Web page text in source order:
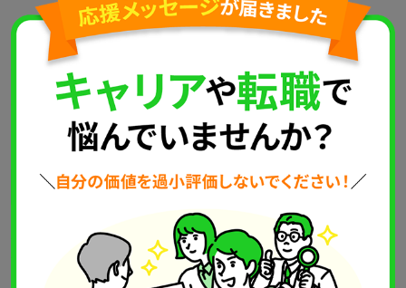
console log(regex.test(“I have a cat”)); // true
console “I have a dog” // true
console.log (regex test “I have a bird”)); // false
正規表現の「エスケープ」とは？
正規表現では、ピリオド（.）やアスタリスク（*）などの文
字に特別な意味があるため、これらの文字を文字通りに使い
たい場合は、特別な意味を外すため、エスケープ記法が必要